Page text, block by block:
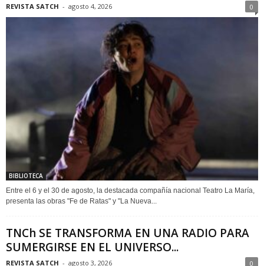
REVISTA SATCH - agosto 4, 2026 0
BIBLIOTECA
Entre el 6 y el 30 de agosto, la destacada compañía nacional Teatro La María,
presenta las obras "Fe de Ratas" y "La Nueva...
TNCh SE TRANSFORMA EN UNA RADIO PARA
SUMERGIRSE EN EL UNIVERSO...
REVISTA SATCH - agosto 3, 2026 0